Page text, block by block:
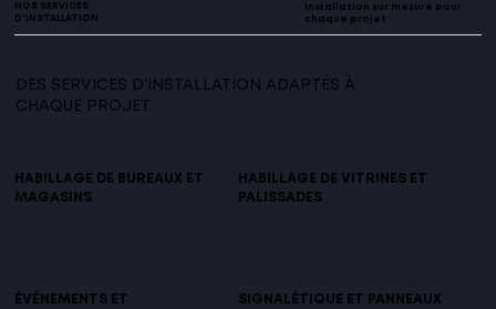
NOS SERVICES
D'INSTALLATION
Installation sur mesure pour
chaque projet
HABILLAGE DE BUREAUX ET
MAGASINS
HABILLAGE DE VITRINES ET
PALISSADES
ÉVÉNEMENTS ET
SIGNALÉTIQUE ET PANNEAUX
DES SERVICES D'INSTALLATION ADAPTÉS À
CHAQUE PROJET